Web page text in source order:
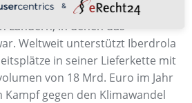
fast 10,3 Mrd. Euro an
Ländern, in denen das
Weltweit unterstützt Iberdrola
in seiner Lieferkette mit
von 18 Mrd. Euro im Jahr
gegen den Klimawandel
&